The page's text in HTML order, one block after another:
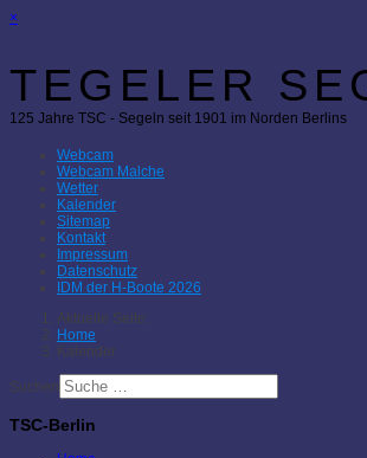
×
TEGELER
125 Jahre TSC - Segeln seit 1901 im Norden Berlins
Webcam
Webcam Malche
Wetter
Kalender
Sitemap
Kontakt
Impressum
Datenschutz
IDM der H-Boote 2026
Aktuelle Seite:
Home
Kalender
Suchen
TSC-Berlin